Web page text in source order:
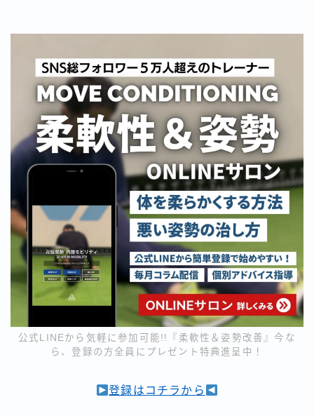
公式LINEから気軽に参加可能!!『柔軟性＆姿勢改善』今な
ら、登録の方全員にプレゼント特典進呈中！
登録はコチラから